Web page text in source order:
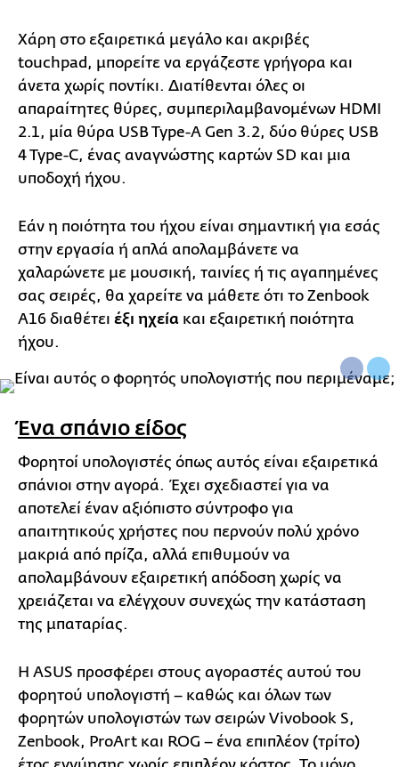
Χάρη στο εξαιρετικά μεγάλο και ακριβές
touchpad, μπορείτε να εργάζεστε γρήγορα και
άνετα χωρίς ποντίκι. Διατίθενται όλες οι
απαραίτητες θύρες, συμπεριλαμβανομένων HDMI
2.1, μία θύρα USB Type-A Gen 3.2, δύο θύρες USB
4 Type-C, ένας αναγνώστης καρτών SD και μια
υποδοχή ήχου.
Εάν η ποιότητα του ήχου είναι σημαντική για εσάς
στην εργασία ή απλά απολαμβάνετε να
χαλαρώνετε με μουσική, ταινίες ή τις αγαπημένες
σας σειρές, θα χαρείτε να μάθετε ότι το Zenbook
A16 διαθέτει έξι ηχεία και εξαιρετική ποιότητα
ήχου.
Ένα σπάνιο είδος
Φορητοί υπολογιστές όπως αυτός είναι εξαιρετικά
σπάνιοι στην αγορά. Έχει σχεδιαστεί για να
αποτελεί έναν αξιόπιστο σύντροφο για
απαιτητικούς χρήστες που περνούν πολύ χρόνο
μακριά από πρίζα, αλλά επιθυμούν να
απολαμβάνουν εξαιρετική απόδοση χωρίς να
χρειάζεται να ελέγχουν συνεχώς την κατάσταση
της μπαταρίας.
Η ASUS προσφέρει στους αγοραστές αυτού του
φορητού υπολογιστή – καθώς και όλων των
φορητών υπολογιστών των σειρών Vivobook S,
Zenbook, ProArt και ROG – ένα επιπλέον (τρίτο)